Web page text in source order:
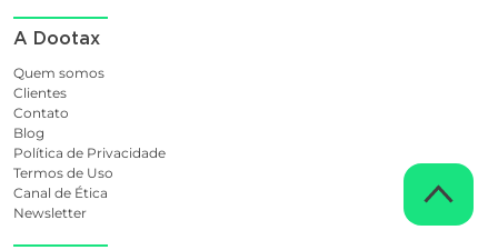
A Dootax
Quem somos
Clientes
Contato
Blog
Política de Privacidade
Termos de Uso
Canal de Ética
Newsletter